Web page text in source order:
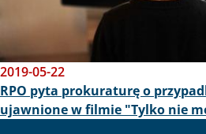
2019-05-22
RPO pyta prokuraturę o
ujawnione w filmie "Tylko nie